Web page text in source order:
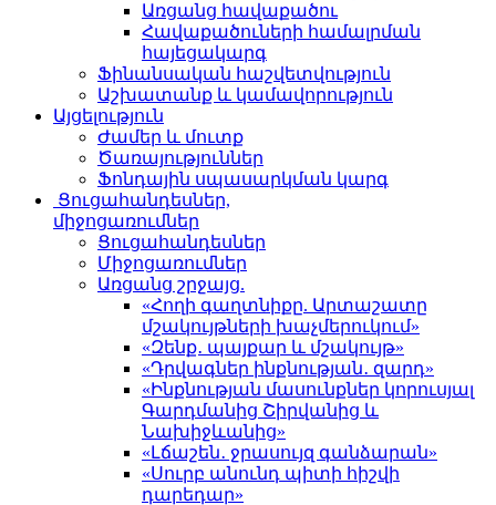
Առցանց հավաքածու
Հավաքածուների համալրման
հայեցակարգ
Ֆինանսական հաշվետվություն
Աշխատանք և կամավորություն
Այցելություն
Ժամեր և մուտք
Ծառայություններ
Ֆոնդային սպասարկման կարգ
Ցուցահանդեսներ,
միջոցառումներ
Ցուցահանդեսներ
Միջոցառումներ
Առցանց շրջայց.
«Հողի գաղտնիքը. Արտաշատը
մշակույթների խաչմերուկում»
«Զենք․ պայքար և մշակույթ»
«Դրվագներ ինքնության․ զարդ»
«Ինքնության մասունքներ կորուսյալ
Գարդմանից Շիրվանից և
Նախիջևանից»
«Լճաշեն․ ջրասույզ գանձարան»
«Սուրբ անունդ պիտի հիշվի
դարեդար»